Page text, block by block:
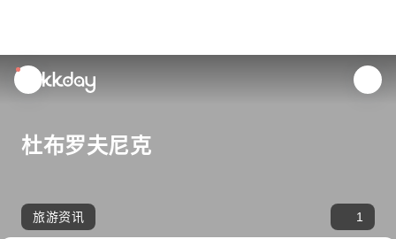
unread
notifications
杜布罗夫尼克
旅游资讯 1